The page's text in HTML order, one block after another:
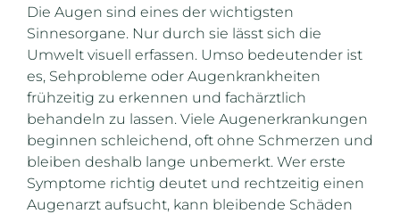
Die Augen sind eines der wichtigsten
Sinnesorgane. Nur durch sie lässt sich die
Umwelt visuell erfassen. Umso bedeutender ist
es, Sehprobleme oder Augenkrankheiten
frühzeitig zu erkennen und fachärztlich
behandeln zu lassen. Viele Augenerkrankungen
beginnen schleichend, oft ohne Schmerzen und
bleiben deshalb lange unbemerkt. Wer erste
Symptome richtig deutet und rechtzeitig einen
Augenarzt aufsucht, kann bleibende Schäden